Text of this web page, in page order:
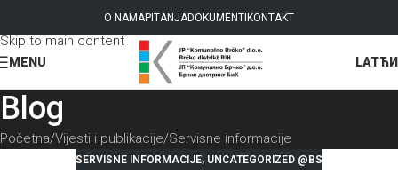
Skip to navigation
Skip to main content
O NAMAPITANJADOKUMENTI KONTAKT
MENU LAT
Blog
Početna Vijesti i publikacije Servisne informacije
SERVISNE INFORMACIJE, UNCATEGORIZED @BS